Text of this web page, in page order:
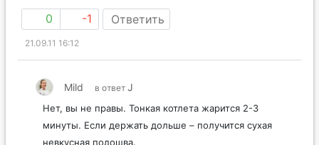
0 -1 Ответить
21.09.11 16:12
Mild в ответ J
Нет, вы не правы. Тонкая котлета жарится 2-3
минуты. Если держать дольше – получится сухая
невкусная подошва.